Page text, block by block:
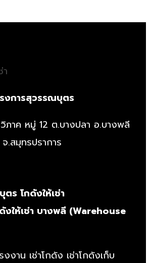
งการสุวรรณบุตร
ภาค หมู่ 12 ต.บางปลา อ.บางพลี
จ.สมุทรปราการ
ตร โกดังให้เช่า
งให้เช่า บางพลี (Warehouse
งงาน เช่าโกดัง เช่าโกดังเก็บ